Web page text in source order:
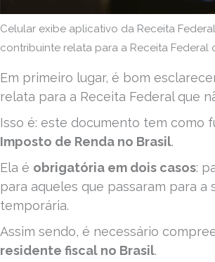
Celular exibe aplicativo da Receita
contribuinte relata para a Receita Federal
Em primeiro lugar, é bom
relata para a Receita Federal que
Isso é: este documento tem como
Imposto de Renda no Brasil.
Ela é obrigatória em dois casos:
para aqueles que passaram para
temporária.
Assim sendo, é necessário
residente fiscal no Brasil.